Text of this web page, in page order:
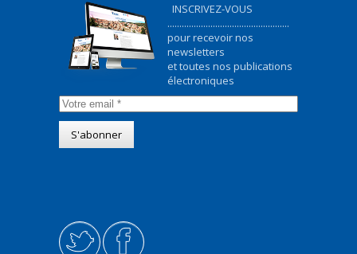
INSCRIVEZ-VOUS
...................................................
pour recevoir nos
newsletters
et toutes nos publications
électroniques